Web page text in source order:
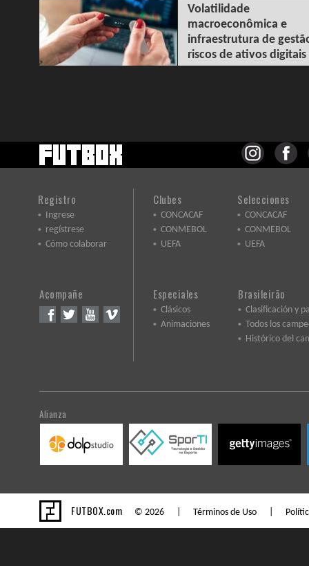
Volatilidade
macroeconômica e
infraestrutura de
riscos de ativos digitais
Registro
Ingrese
regístrese
Cómo colaborar
Acompañe
Clubes
CONCACAF
CONMEBOL
UEFA
Selecciones
CONCACAF
CONMEBOL
UEFA
Especiales
Clásicos
Animaciones
Brasileirão
Clasificación y
Todos los
Histórico del
Alianza
FUTBOX.com © 2026 | Términos de Uso